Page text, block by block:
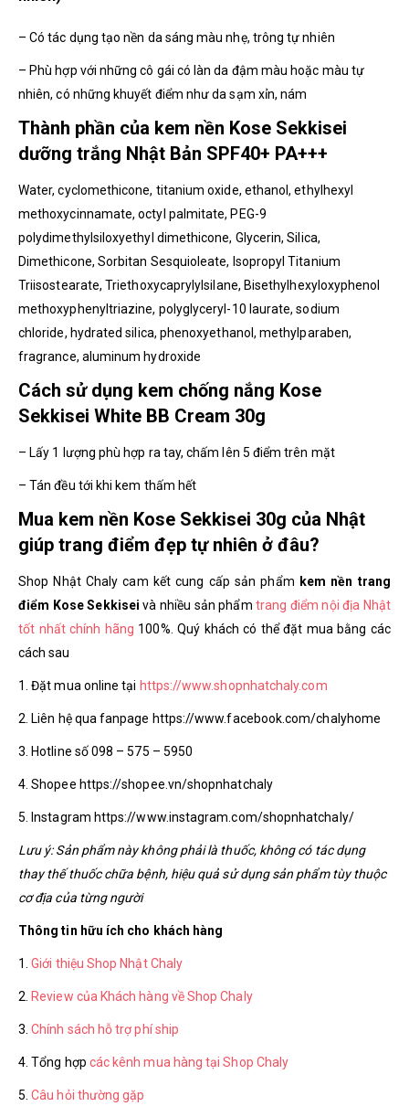
– Có tác dụng tạo nền da sáng màu nhẹ, trông tự nhiên
– Phù hợp với những cô gái có làn da đậm màu hoặc màu tự
nhiên, có những khuyết điểm như da sạm xỉn, nám
Thành phần của kem nền Kose Sekkisei
dưỡng trắng Nhật Bản SPF40+ PA+++
Water, cyclomethicone, titanium oxide, ethanol, ethylhexyl
methoxycinnamate, octyl palmitate, PEG-9
polydimethylsiloxyethyl dimethicone, Glycerin, Silica,
Dimethicone, Sorbitan Sesquioleate, Isopropyl Titanium
Triisostearate, Triethoxycaprylylsilane, Bisethylhexyloxyphenol
methoxyphenyltriazine, polyglyceryl-10 laurate, sodium
chloride, hydrated silica, phenoxyethanol, methylparaben,
fragrance, aluminum hydroxide
Cách sử dụng kem chống nắng Kose
Sekkisei White BB Cream 30g
– Lấy 1 lượng phù hợp ra tay, chấm lên 5 điểm trên mặt
– Tán đều tới khi kem thấm hết
Mua kem nền Kose Sekkisei 30g của Nhật
giúp trang điểm đẹp tự nhiên ở đâu?
Shop Nhật Chaly cam kết cung cấp sản phẩm kem nền trang
điểm Kose Sekkiseivà nhiều sản phẩm trang điểm nội địa Nhật
tốt nhất chính hãng 100%. Quý khách có thể đặt mua bằng các
cách sau
1. Đặt mua online tại https://www.shopnhatchaly.com
2. Liên hệ qua fanpage https://www.facebook.com/chalyhome
3. Hotline số 098 – 575 – 5950
4. Shopee https://shopee.vn/shopnhatchaly
5. Instagram https://www.instagram.com/shopnhatchaly/
Lưu ý: Sản phẩm này không phải là thuốc, không có tác dụng
thay thế thuốc chữa bệnh, hiệu quả sử dụng sản phẩm tùy thuộc
cơ địa của từng người
Thông tin hữu ích cho khách hàng
1.Giới thiệu Shop Nhật Chaly
2. Review của Khách hàng về Shop Chaly
3.Chính sách hỗ trợ phí ship
4. Tổng hợp các kênh mua hàng tại Shop Chaly
5.Câu hỏi thường gặp